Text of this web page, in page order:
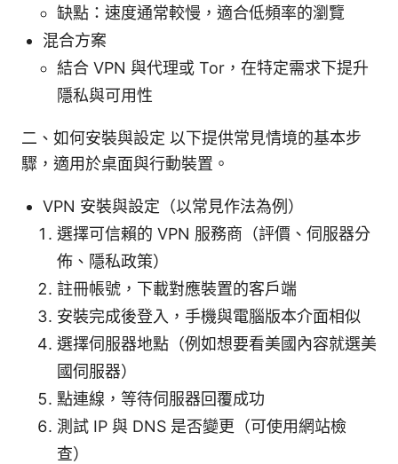
缺點：速度通常較慢，適合低頻率的瀏覽
混合方案
結合 VPN 與代理或 Tor，在特定需求下提升
隱私與可用性
二、如何安裝與設定 以下提供常見情境的基本步
驟，適用於桌面與行動裝置。
VPN 安裝與設定（以常見作法為例）
選擇可信賴的 VPN 服務商（評價、伺服器分
佈、隱私政策）
註冊帳號，下載對應裝置的客戶端
安裝完成後登入，手機與電腦版本介面相似
選擇伺服器地點（例如想要看美國內容就選美
國伺服器）
點連線，等待伺服器回覆成功
測試 IP 與 DNS 是否變更（可使用網站檢
查）